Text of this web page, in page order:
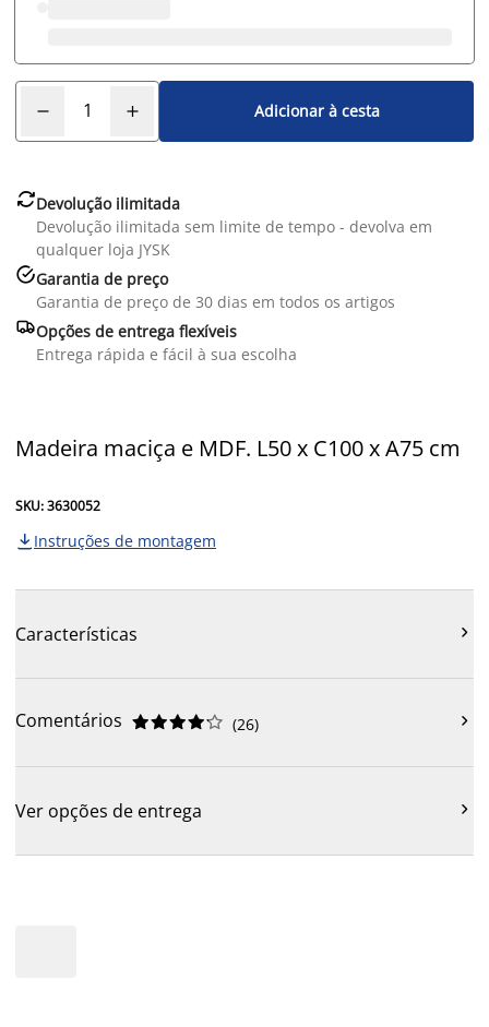
Adicionar à cesta
Devolução ilimitada
Devolução ilimitada sem limite de tempo - devolva em
qualquer loja JYSK
Garantia de preço
Garantia de preço de 30 dias em todos os artigos
Opções de entrega flexíveis
Entrega rápida e fácil à sua escolha
Madeira maciça e MDF. L50 x C100 x A75 cm
SKU: 3630052
 Instruções de montagem
Características 
Comentários 




 (26) 
Ver opções de entrega 